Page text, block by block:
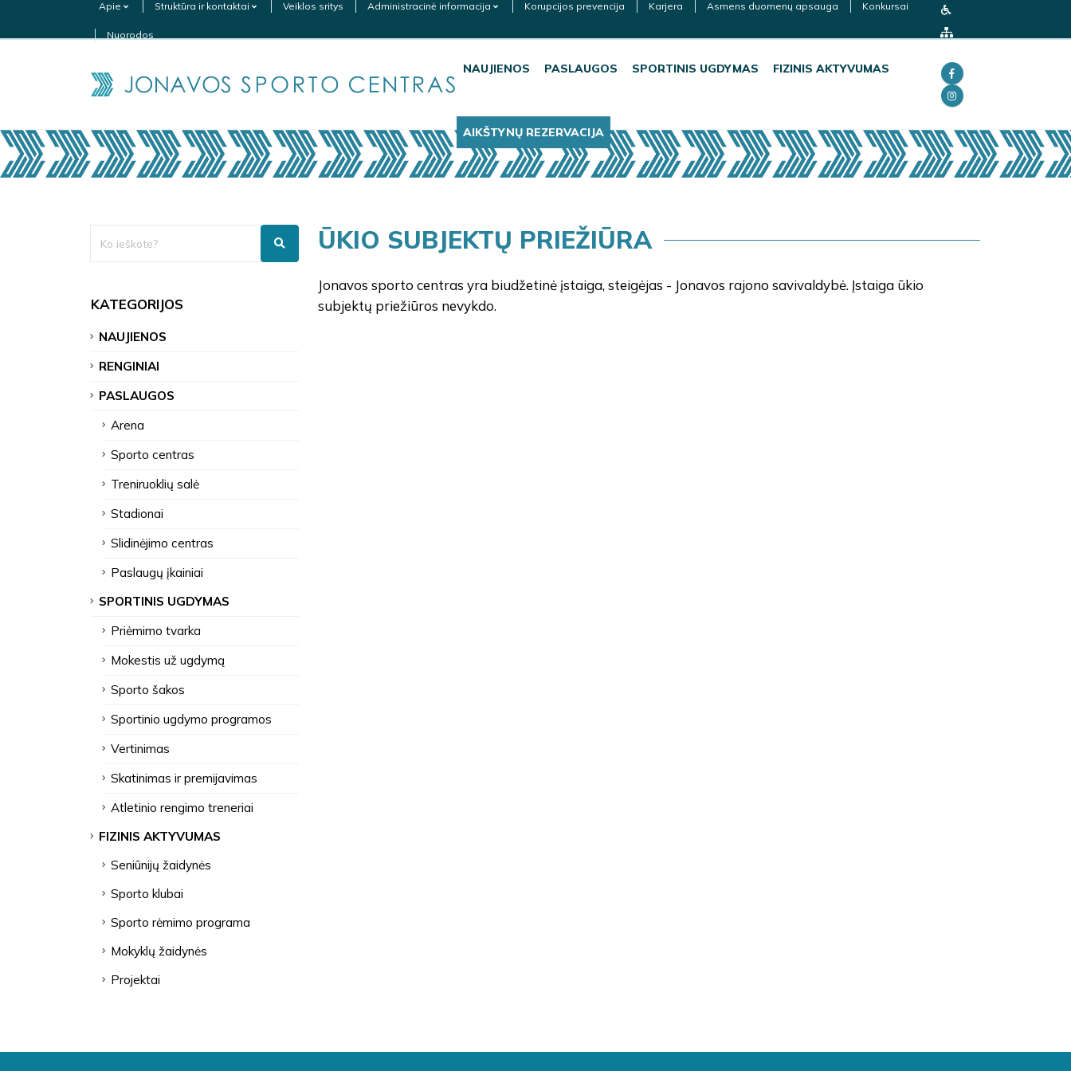
Apie Struktūra ir kontaktai Veiklos sritys Administracinė informacija Korupcijos prevencija Karjera Asmens duomenų apsauga Konkursai
Nuorodos
NAUJIENOS PASLAUGOS SPORTINIS UGDYMAS FIZINIS AKTYVUMAS
AIKŠTYNŲ REZERVACIJA
ŪKIO SUBJEKTŲ PRIEŽIŪRA
Jonavos sporto centras yra biudžetinė įstaiga, steigėjas - Jonavos rajono savivaldybė. Įstaiga ūkio
subjektų priežiūros nevykdo.
KATEGORIJOS
NAUJIENOS
RENGINIAI
PASLAUGOS
Arena
Sporto centras
Treniruoklių salė
Stadionai
Slidinėjimo centras
Paslaugų įkainiai
SPORTINIS UGDYMAS
Priėmimo tvarka
Mokestis už ugdymą
Sporto šakos
Sportinio ugdymo programos
Vertinimas
Skatinimas ir premijavimas
Atletinio rengimo treneriai
FIZINIS AKTYVUMAS
Seniūnijų žaidynės
Sporto klubai
Sporto rėmimo programa
Mokyklų žaidynės
Projektai